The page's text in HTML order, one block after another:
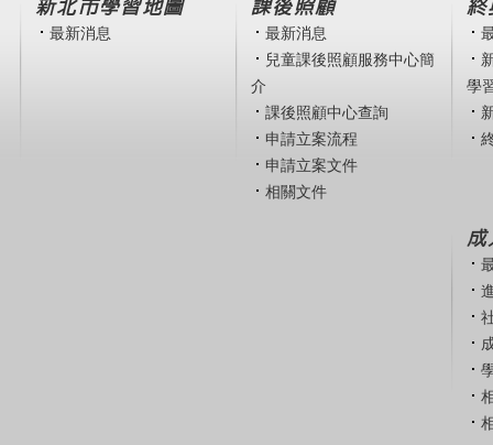
新北市學習地圖
最新消息
課後照顧
最新消息
兒童課後照顧服務中心簡
介
課後照顧中心查詢
申請立案流程
申請立案文件
相關文件
終
學